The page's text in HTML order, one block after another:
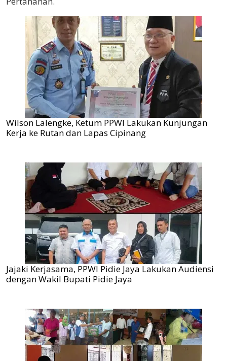
Wilson Lalengke, Ketum PPWI Lakukan Kunjungan
Kerja ke Rutan dan Lapas Cipinang
Jajaki Kerjasama, PPWI Pidie Jaya Lakukan Audiensi
dengan Wakil Bupati Pidie Jaya